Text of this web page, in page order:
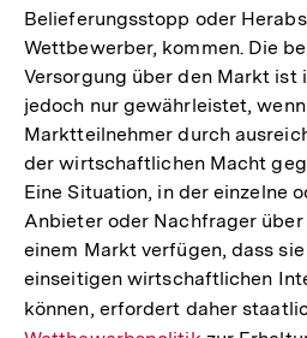
Belieferungsstopp oder
Wettbewerber, kommen. Die
Versorgung über den Markt ist
jedoch nur gewährleistet,
Marktteilnehmer durch
der wirtschaftlichen Macht
Eine Situation, in der einzelne
Anbieter oder Nachfrager
einem Markt verfügen, dass
einseitigen wirtschaftlichen
können, erfordert daher